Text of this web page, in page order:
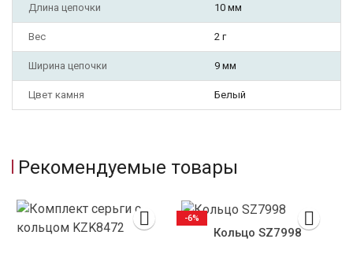
Длина цепочки 10 мм
Вес 2 г
Ширина цепочки 9 мм
Цвет камня Белый
Рекомендуемые товары
Кольцо SZ7998
-6%